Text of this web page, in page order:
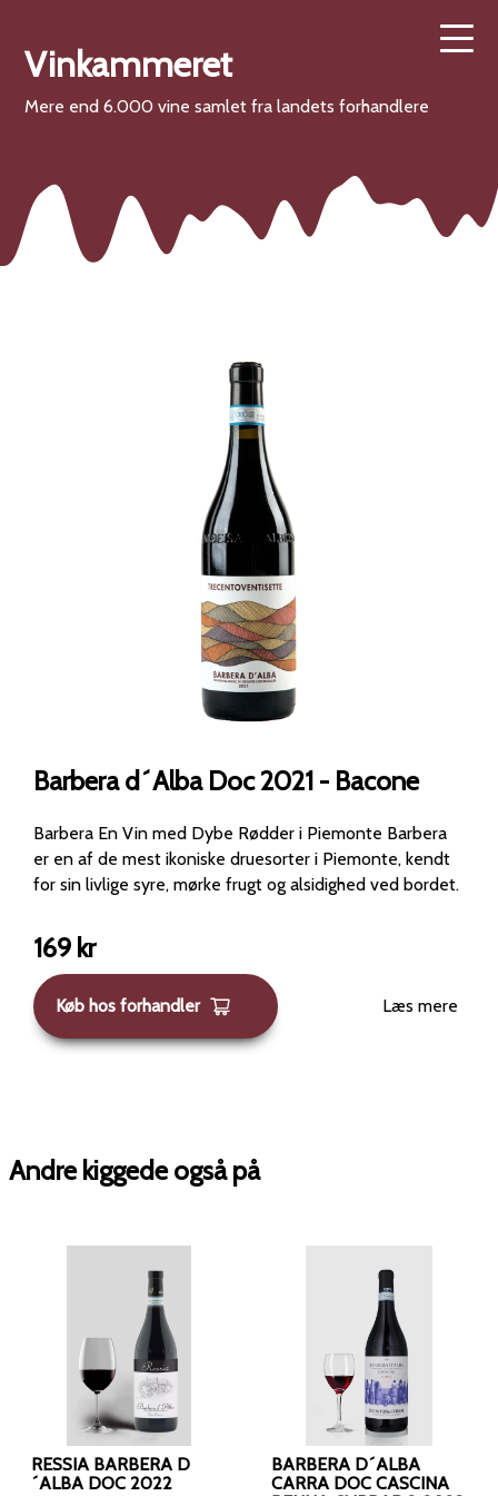
Vinkammeret
Mere end 6.000 vine samlet fra landets forhandlere
Barbera d´Alba Doc 2021 - Bacone
Barbera En Vin med Dybe Rødder i Piemonte Barbera
er en af de mest ikoniske druesorter i Piemonte, kendt
for sin livlige syre, mørke frugt og alsidighed ved bordet.
169 kr
Køb hos forhandler Læs mere
Andre kiggede også på
RESSIA BARBERA D
´ALBA DOC 2022
BARBERA D´ALBA
CARRA DOC CASCINA